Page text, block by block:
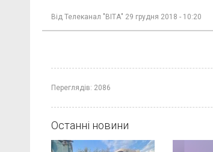
Від Телеканал "ВІТА" 29 грудня 2018 - 10:20
Переглядів: 2086
Останні новини